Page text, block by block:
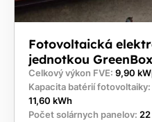
Fotovoltaická
jednotkou
Celkový výkon FVE: 9,90
Kapacita batérií fotovoltaiky:
11,60 kWh
Počet solárnych panelov: